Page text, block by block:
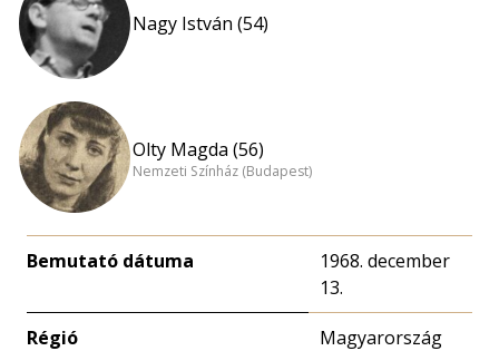
Nagy István (54)
Olty Magda (56)
Nemzeti Színház (Budapest)
Bemutató dátuma
1968. december
13.
Régió
Magyarország